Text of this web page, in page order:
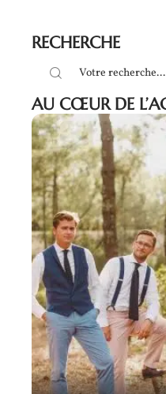
RECHERCHE
AU CŒUR DE